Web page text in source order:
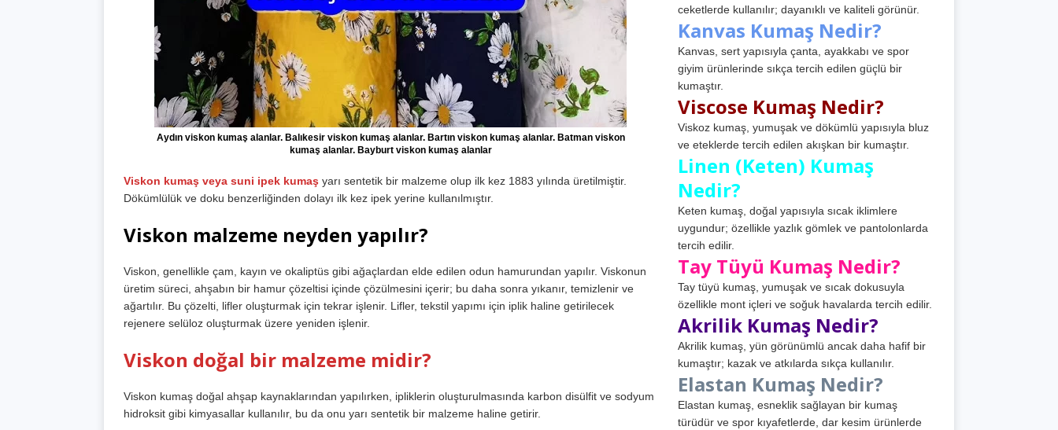
Aydın viskon kumaş alanlar. Balıkesir viskon kumaş alanlar. Bartın viskon kumaş alanlar. Batman viskon
kumaş alanlar. Bayburt viskon kumaş alanlar
Viskon kumaş veya suni ipek kumaş yarı sentetik bir malzeme olup ilk kez 1883 yılında üretilmiştir.
Dökümlülük ve doku benzerliğinden dolayı ilk kez ipek yerine kullanılmıştır.
Viskon malzeme neyden yapılır?
Viskon, genellikle çam, kayın ve okaliptüs gibi ağaçlardan elde edilen odun hamurundan yapılır. Viskonun
üretim süreci, ahşabın bir hamur çözeltisi içinde çözülmesini içerir; bu daha sonra yıkanır, temizlenir ve
ağartılır. Bu çözelti, lifler oluşturmak için tekrar işlenir. Lifler, tekstil yapımı için iplik haline getirilecek
rejenere selüloz oluşturmak üzere yeniden işlenir.
Viskon doğal bir malzeme midir?
Viskon kumaş doğal ahşap kaynaklarından yapılırken, ipliklerin oluşturulmasında karbon disülfit ve sodyum
hidroksit gibi kimyasallar kullanılır, bu da onu yarı sentetik bir malzeme haline getirir.
ceketlerde kullanılır; dayanıklı ve kaliteli görünür.
Kanvas Kumaş Nedir?
Kanvas, sert yapısıyla çanta, ayakkabı ve spor
giyim ürünlerinde sıkça tercih edilen güçlü bir
kumaştır.
Viscose Kumaş Nedir?
Viskoz kumaş, yumuşak ve dökümlü yapısıyla bluz
ve eteklerde tercih edilen akışkan bir kumaştır.
Linen (Keten) Kumaş
Nedir?
Keten kumaş, doğal yapısıyla sıcak iklimlere
uygundur; özellikle yazlık gömlek ve pantolonlarda
tercih edilir.
Tay Tüyü Kumaş Nedir?
Tay tüyü kumaş, yumuşak ve sıcak dokusuyla
özellikle mont içleri ve soğuk havalarda tercih edilir.
Akrilik Kumaş Nedir?
Akrilik kumaş, yün görünümlü ancak daha hafif bir
kumaştır; kazak ve atkılarda sıkça kullanılır.
Elastan Kumaş Nedir?
Elastan kumaş, esneklik sağlayan bir kumaş
türüdür ve spor kıyafetlerde, dar kesim ürünlerde